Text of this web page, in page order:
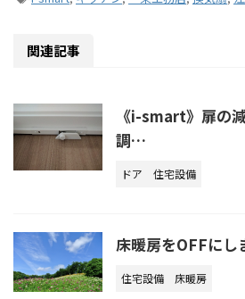
関連記事
《i-smart》扉の
調…
ドア 住宅設備
床暖房をOFFにし
住宅設備 床暖房